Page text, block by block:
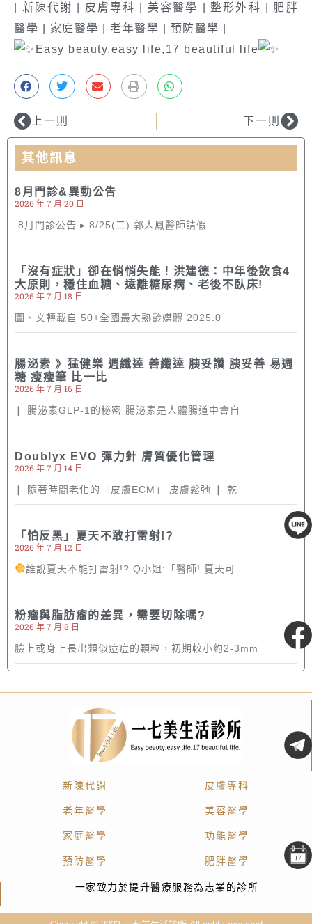
| 新陳代謝 | 皮膚專科 | 美容醫學 | 整形外科 | 肥胖
醫學 | 家庭醫學 | 老年醫學 | 預防醫學 |
Easy beauty,easy life,17 beautiful life
上一則 下一則
其他訊息
8月門診&異動公告
2026 年 7 月 20 日
8月門診公告 ▸ 8/25(二) 郭人鳳醫師請假
「沒有症狀」卻在悄悄失能！洪建德：中年後飲食4
大原則，穩住血糖、遠離糖尿病、老後不臥床!
2026 年 7 月 18 日
圖、文轉載自 50+全國最大熟齡媒體 2025.0
腸泌素 》猛健樂 週纖達 善纖達 胰妥讚 胰妥善 易週
糖 瘦瘦筆 比一比
2026 年 7 月 16 日
❙ 腸泌素GLP-1的秘密 腸泌素是人體腸道中會自
Doublyx EVO 彈力針 膚質優化管理
2026 年 7 月 14 日
❙ 隨著時間老化的「皮膚ECM」 皮膚鬆弛 ❙ 乾
「怕反黑」夏天不敢打雷射!?
2026 年 7 月 12 日
誰說夏天不能打雷射!? Q小姐:「醫師! 夏天可
粉瘤與脂肪瘤的差異，需要切除嗎?
2026 年 7 月 8 日
臉上或身上長出類似痘痘的顆粒，初期較小約2-3mm
新陳代謝
老年醫學
家庭醫學
預防醫學
皮膚專科
美容醫學
功能醫學
肥胖醫學
一家致力於提升醫療服務為志業的診所